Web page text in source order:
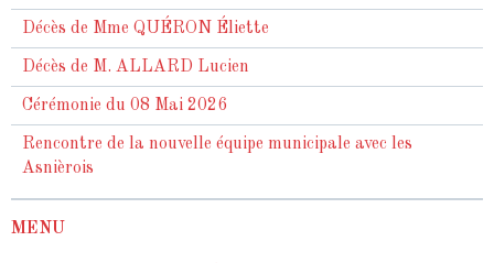
Décès de Mme QUÉRON Éliette
Décès de M. ALLARD Lucien
Cérémonie du 08 Mai 2026
Rencontre de la nouvelle équipe municipale avec les
Asnièrois
MENU